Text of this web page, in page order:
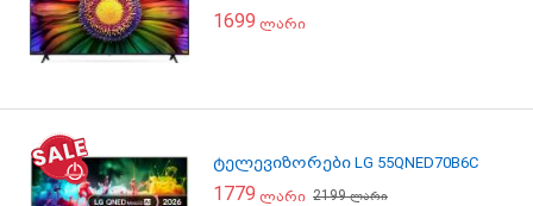
1699 ლარი
ტელევიზორები LG 55QNED70B6C
1779 ლარი 2199ლარი